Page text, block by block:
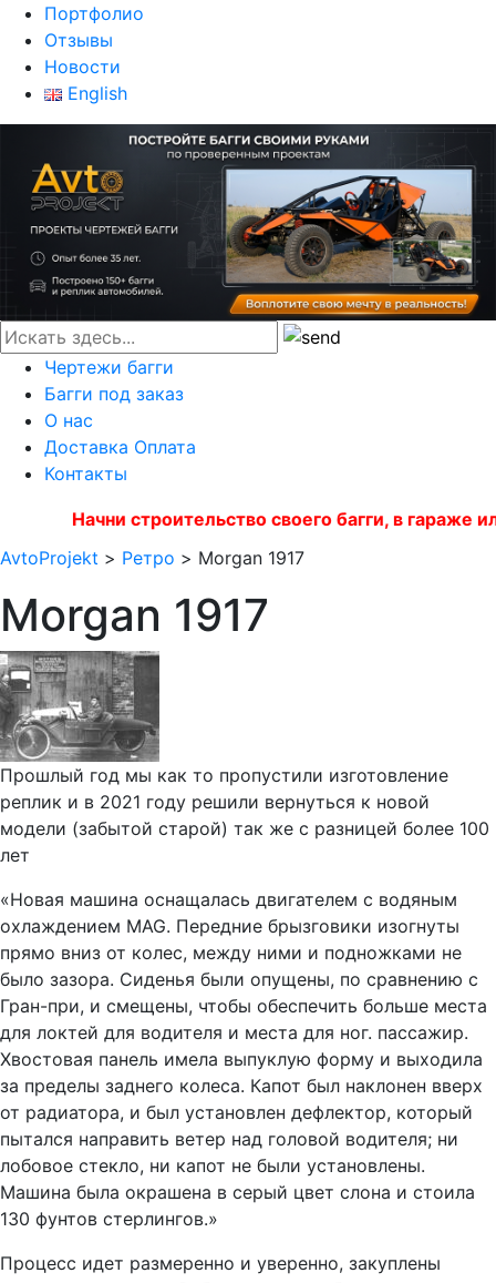
Портфолио
Отзывы
Новости
English
Чертежи багги
Багги под заказ
О нас
Доставка Оплата
Контакты
Начни строительство своего багги, в гараже
AvtoProjekt > Ретро > Morgan 1917
Morgan 1917
Прошлый год мы как то пропустили изготовление
реплик и в 2021 году решили вернуться к новой
модели (забытой старой) так же с разницей более 100
лет
«Новая машина оснащалась двигателем с водяным
охлаждением MAG. Передние брызговики изогнуты
прямо вниз от колес, между ними и подножками не
было зазора. Сиденья были опущены, по сравнению с
Гран-при, и смещены, чтобы обеспечить больше места
для локтей для водителя и места для ног. пассажир.
Хвостовая панель имела выпуклую форму и выходила
за пределы заднего колеса. Капот был наклонен вверх
от радиатора, и был установлен дефлектор, который
пытался направить ветер над головой водителя; ни
лобовое стекло, ни капот не были установлены.
Машина была окрашена в серый цвет слона и стоила
130 фунтов стерлингов.»
Процесс идет размеренно и уверенно, закуплены